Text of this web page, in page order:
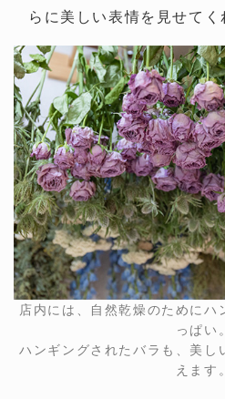
らに美しい表情を見せてく
店内には、自然乾燥のためにハ
っぱい。
ハンギングされたバラも、美し
えます。